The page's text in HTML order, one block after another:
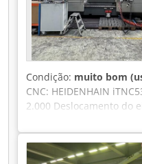
Condição: muito bom
CNC: HEIDENHAIN
2.000 Deslocamento do
em graus: 0,001º
mesa em kg: 8.000 Fuso
Sistema de ferramentas